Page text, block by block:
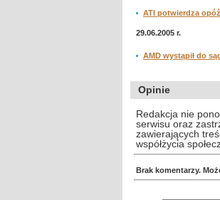
ATI potwierdza
29.06.2005 r.
AMD wystąpił do
Opinie
Redakcja nie
serwisu oraz
zawierających
współżycia
Brak komentarzy.